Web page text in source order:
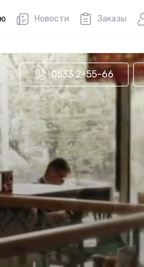
Новости Заказы
0533 2-55-66